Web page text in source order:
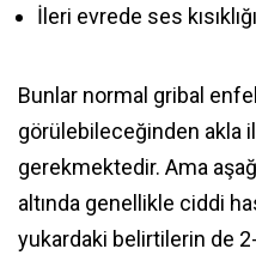
İleri evrede ses kısıklığı
Bunlar normal gribal
görülebileceğinden akla
gerekmektedir. Ama
altında genellikle ciddi
yukardaki belirtilerin de